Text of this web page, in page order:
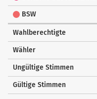
BSW
Wahlberechtigte
Wähler
Ungültige Stimmen
Gültige Stimmen